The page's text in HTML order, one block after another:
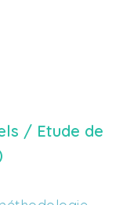
/ Etude de